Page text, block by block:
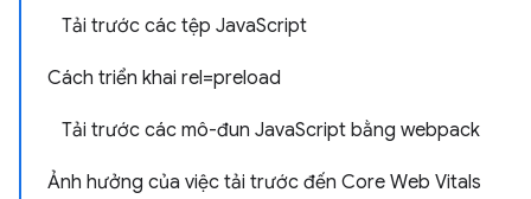
Tải trước các tệp JavaScript
Cách triển khai rel=preload
Tải trước các mô-đun JavaScript bằng webpack
Ảnh hưởng của việc tải trước đến Core Web Vitals